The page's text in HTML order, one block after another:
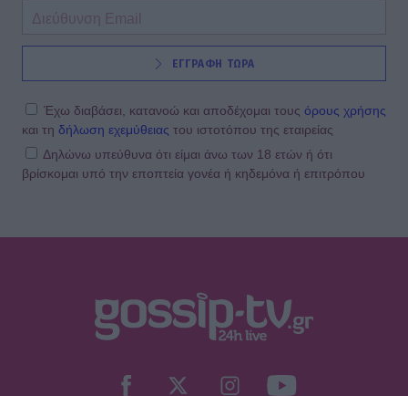
ΕΓΓΡΑΦΗ ΤΩΡΑ
Έχω διαβάσει, κατανοώ και αποδέχομαι τους όρους χρήσης
και τη δήλωση εχεμύθειας του ιστοτόπου της εταιρείας
Δηλώνω υπεύθυνα ότι είμαι άνω των 18 ετών ή ότι
βρίσκομαι υπό την εποπτεία γονέα ή κηδεμόνα ή επιτρόπου